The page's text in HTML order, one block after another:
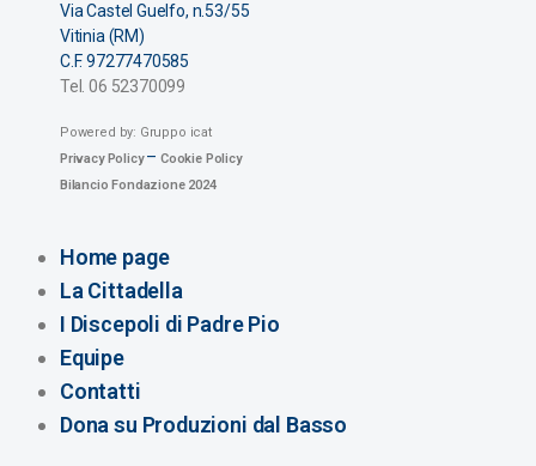
Via Castel Guelfo, n.53/55
Vitinia (RM)
C.F. 97277470585
Tel. 06 52370099
Powered by: Gruppo icat
Privacy Policy– Cookie Policy
Bilancio Fondazione 2024
Home page
La Cittadella
I Discepoli di Padre Pio
Equipe
Contatti
Dona su Produzioni dal Basso